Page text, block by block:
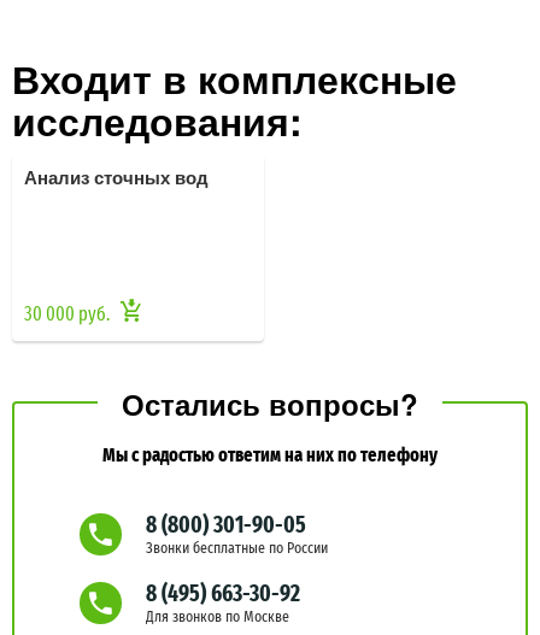
Входит в комплексные
исследования:
Анализ сточных вод
30 000 руб.
Остались вопросы?
Мы с радостью ответим на них по телефону
8 (800) 301-90-05
Звонки бесплатные по России
8 (495) 663-30-92
Для звонков по Москве